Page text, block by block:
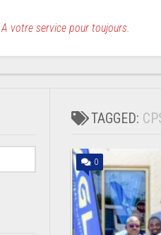
A votre service pour toujours.
TAGGED:
0